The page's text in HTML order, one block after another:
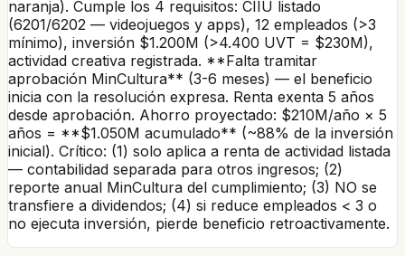
naranja). Cumple los 4 requisitos: CIIU listado
(6201/6202 — videojuegos y apps), 12 empleados (>3
mínimo), inversión $1.200M (>4.400 UVT = $230M),
actividad creativa registrada. **Falta tramitar
aprobación MinCultura** (3-6 meses) — el beneficio
inicia con la resolución expresa. Renta exenta 5 años
desde aprobación. Ahorro proyectado: $210M/año × 5
años = **$1.050M acumulado** (~88% de la inversión
inicial). Crítico: (1) solo aplica a renta de actividad listada
— contabilidad separada para otros ingresos; (2)
reporte anual MinCultura del cumplimiento; (3) NO se
transfiere a dividendos; (4) si reduce empleados < 3 o
no ejecuta inversión, pierde beneficio retroactivamente.